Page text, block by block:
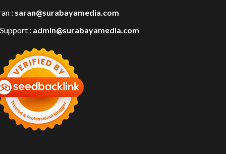
: saran@surabayamedia.com
: admin@surabayamedia.com